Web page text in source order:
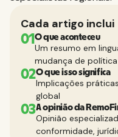
Cada artigo inclui
01O que aconteceu
Um resumo em
mudança de política
02O que isso significa
Implicações
global
03A opinião da
Opinião
conformidade,